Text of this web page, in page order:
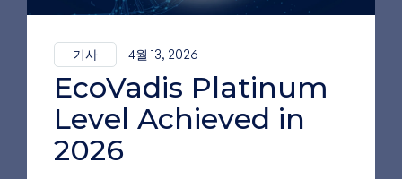
기사 4월 13, 2026
EcoVadis Platinum
Level Achieved in
2026
골관절염 및 류마티스학 분야에서 히알
루론산의 진화하는 역할
11월 6, 2025
탁월한 품질: HTL 바이오테크놀로지의
제약 등급 바이오폴리머의 기반